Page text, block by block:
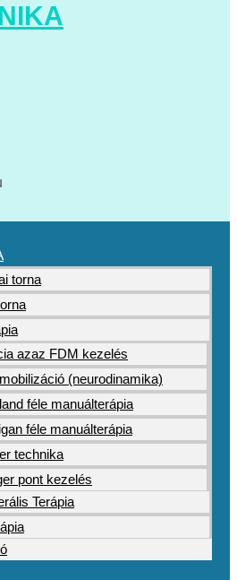
torna
azaz FDM kezelés
(neurodinamika)
féle manuálterápia
féle manuálterápia
technika
pont kezelés
Terápia